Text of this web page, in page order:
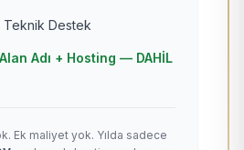
Teknik Destek
Adı + Hosting — DAHİL
Ek maliyet yok. Yılda sadece